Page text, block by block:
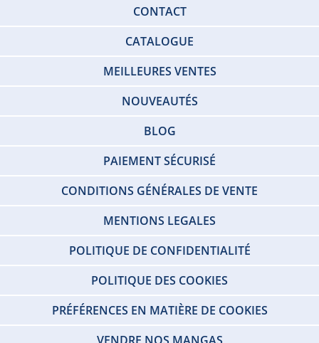
CONTACT
CATALOGUE
MEILLEURES VENTES
NOUVEAUTÉS
BLOG
PAIEMENT SÉCURISÉ
CONDITIONS GÉNÉRALES DE VENTE
MENTIONS LEGALES
POLITIQUE DE CONFIDENTIALITÉ
POLITIQUE DES COOKIES
PRÉFÉRENCES EN MATIÈRE DE COOKIES
VENDRE NOS MANGAS